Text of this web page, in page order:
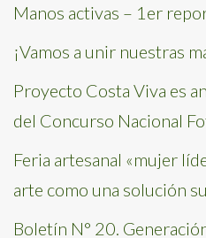
Manos activas – 1er
¡Vamos a unir nuestras
Proyecto Costa Viva es
del Concurso Nacional
Feria artesanal «mujer
arte como una solución
Boletín N° 20.